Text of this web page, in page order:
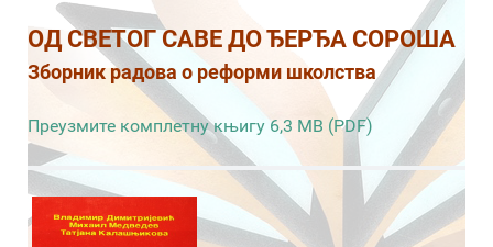
ОД СВЕТОГ САВЕ ДО ЂЕРЂА СОРОША
Зборник радова о реформи школства
Преузмите комплетну књигу 6,3 MB (PDF)